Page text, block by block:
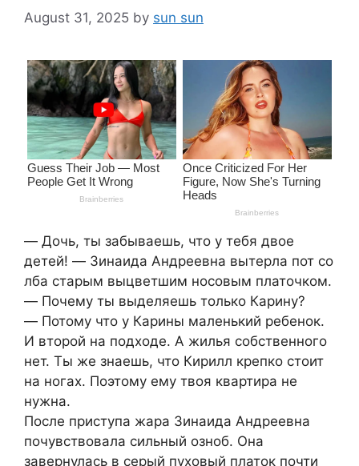
August 31, 2025 by sun sun
― Дочь, ты забываешь, что у тебя двое
детей! ― Зинаида Андреевна вытерла пот со
лба старым выцветшим носовым платочком.
― Почему ты выделяешь только Карину?
― Потому что у Карины маленький ребенок.
И второй на подходе. А жилья собственного
нет. Ты же знаешь, что Кирилл крепко стоит
на ногах. Поэтому ему твоя квартира не
нужна.
После приступа жара Зинаида Андреевна
почувствовала сильный озноб. Она
завернулась в серый пуховый платок почти